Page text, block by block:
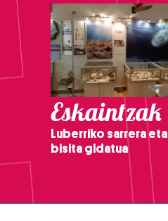
Eskaintzak
Luberriko sarrera eta
bisita gidatua